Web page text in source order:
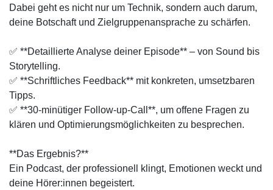
Dabei geht es nicht nur um Technik, sondern auch darum,
deine Botschaft und Zielgruppenansprache zu schärfen.
✅ **Detaillierte Analyse deiner Episode** – von Sound bis
Storytelling.
✅ **Schriftliches Feedback** mit konkreten, umsetzbaren
Tipps.
✅ **30-minütiger Follow-up-Call**, um offene Fragen zu
klären und Optimierungsmöglichkeiten zu besprechen.
**Das Ergebnis?**
Ein Podcast, der professionell klingt, Emotionen weckt und
deine Hörer:innen begeistert.